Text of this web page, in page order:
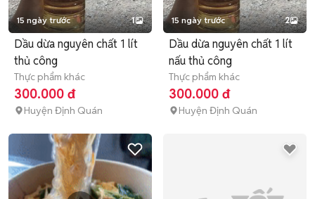
15 ngày trước 1
Dầu dừa nguyên chất 1 lít
thủ công
Thực phẩm khác
300.000 đ
Huyện Định Quán
15 ngày trước 2
Dầu dừa nguyên chất 1 lít
nấu thủ công
Thực phẩm khác
300.000 đ
Huyện Định Quán